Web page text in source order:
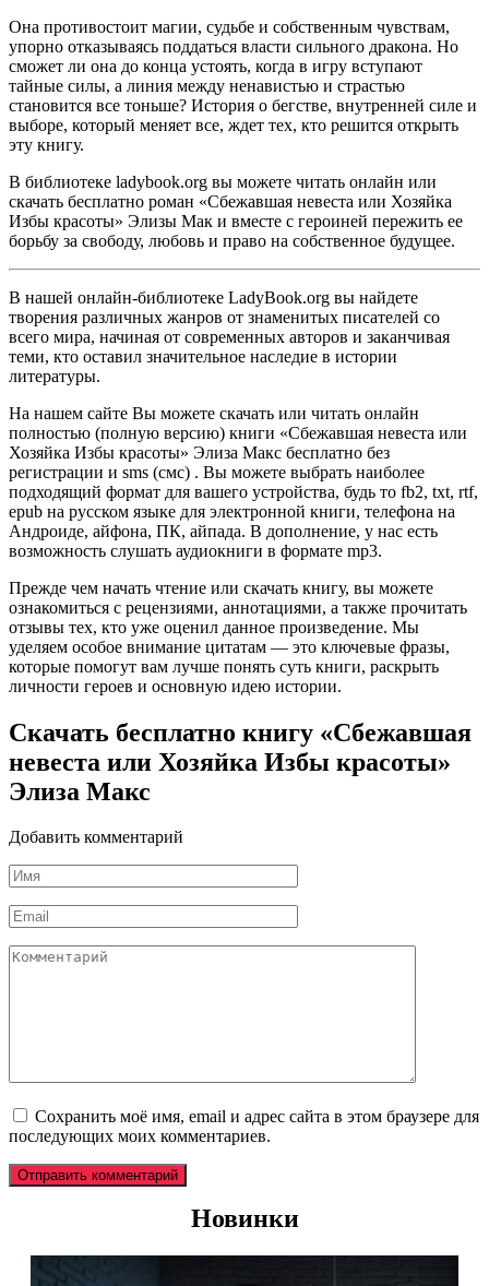
Она противостоит магии, судьбе и собственным чувствам,
упорно отказываясь поддаться власти сильного дракона. Но
сможет ли она до конца устоять, когда в игру вступают
тайные силы, а линия между ненавистью и страстью
становится все тоньше? История о бегстве, внутренней силе и
выборе, который меняет все, ждет тех, кто решится открыть
эту книгу.
В библиотеке ladybook.org вы можете читать онлайн или
скачать бесплатно роман «Сбежавшая невеста или Хозяйка
Избы красоты» Элизы Мак и вместе с героиней пережить ее
борьбу за свободу, любовь и право на собственное будущее.
В нашей онлайн-библиотеке LadyBook.org вы найдете
творения различных жанров от знаменитых писателей со
всего мира, начиная от современных авторов и заканчивая
теми, кто оставил значительное наследие в истории
литературы.
На нашем сайте Вы можете скачать или читать онлайн
полностью (полную версию) книги «Сбежавшая невеста или
Хозяйка Избы красоты» Элиза Макс бесплатно без
регистрации и sms (смс) . Вы можете выбрать наиболее
подходящий формат для вашего устройства, будь то fb2, txt, rtf,
epub на русском языке для электронной книги, телефона на
Андроиде, айфона, ПК, айпада. В дополнение, у нас есть
возможность слушать аудиокниги в формате mp3.
Прежде чем начать чтение или скачать книгу, вы можете
ознакомиться с рецензиями, аннотациями, а также прочитать
отзывы тех, кто уже оценил данное произведение. Мы
уделяем особое внимание цитатам — это ключевые фразы,
которые помогут вам лучше понять суть книги, раскрыть
личности героев и основную идею истории.
Скачать бесплатно книгу «Сбежавшая
невеста или Хозяйка Избы красоты»
Элиза Макс
Добавить комментарий
Имя
*
Email
*
Комментарий
Сохранить моё имя, email и адрес сайта в этом браузере для
последующих моих комментариев.
Новинки